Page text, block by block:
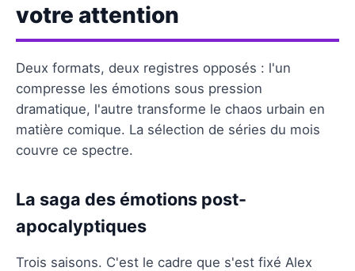
votre attention
Deux formats, deux registres opposés : l'un
compresse les émotions sous pression
dramatique, l'autre transforme le chaos urbain en
matière comique. La sélection de séries du mois
couvre ce spectre.
La saga des émotions post-
apocalyptiques
Trois saisons. C'est le cadre que s'est fixé Alex